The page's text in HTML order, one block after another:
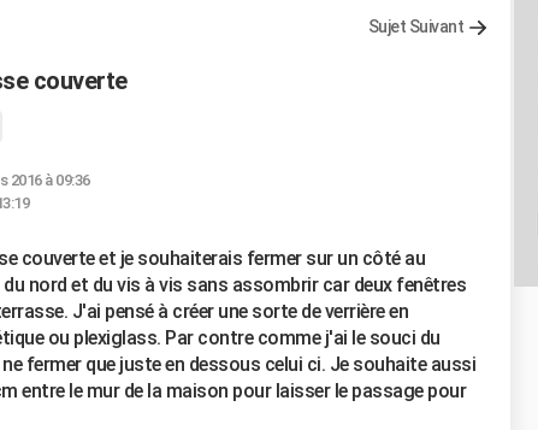
Sujet Suivant
couverte
2016 à 09:36
couverte et je souhaiterais fermer sur un côté au
nord et du vis à vis sans assombrir car deux fenêtres
J'ai pensé à créer une sorte de verrière en
ou plexiglass. Par contre comme j'ai le souci du
fermer que juste en dessous celui ci. Je souhaite aussi
entre le mur de la maison pour laisser le passage pour